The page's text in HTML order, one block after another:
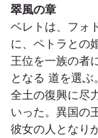
翠風の章
ベレトは、フォ
に、ペトラとの
王位を一族の者
となる 道を選
全土の復興に尽
いった。異国の
彼女の人となり